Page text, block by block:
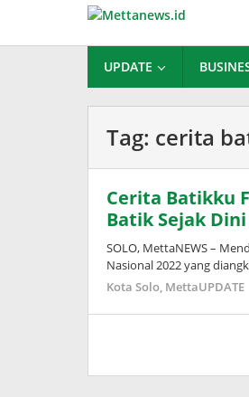
konten
UPDATE
Tag: cerita
Cerita Batikku
Batik Sejak
SOLO, MettaNEWS –
Nasional 2022 yang
Kota Solo, MettaUPDATE